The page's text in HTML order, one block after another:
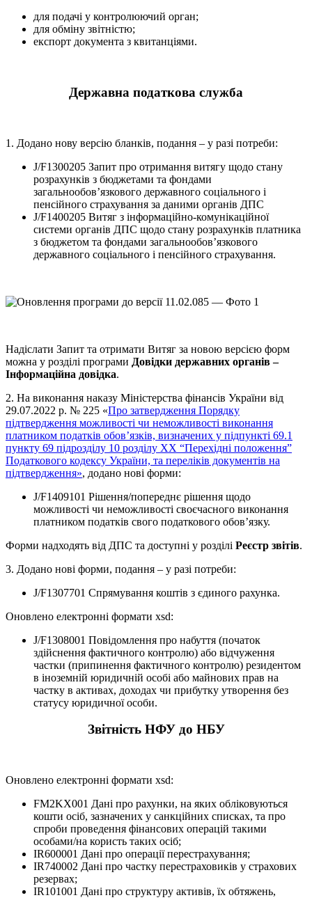
для подачі у контролюючий орган;
для обміну звітністю;
експорт документа з квитанціями.
Державна податкова служба
1. Додано нову версію бланків, подання – у разі потреби:
J/F1300205 Запит про отримання витягу щодо стану
розрахунків з бюджетами та фондами
загальнообов’язкового державного соціального і
пенсійного страхування за даними органів ДПС
J/F1400205 Витяг з інформаційно-комунікаційної
системи органів ДПС щодо стану розрахунків платника
з бюджетом та фондами загальнообов’язкового
державного соціального і пенсійного страхування.
Надіслати Запит та отримати Витяг за новою версією форм
можна у розділі програми Довідки державних органів –
Інформаційна довідка.
2. На виконання наказу Міністерства фінансів України від
29.07.2022 р. № 225 «Про затвердження Порядку
підтвердження можливості чи неможливості виконання
платником податків обов’язків, визначених у підпункті 69.1
пункту 69 підрозділу 10 розділу XX “Перехідні положення”
Податкового кодексу України, та переліків документів на
підтвердження», додано нові форми:
J/F1409101 Рішення/попереднє рішення щодо
можливості чи неможливості своєчасного виконання
платником податків свого податкового обов’язку.
Форми надходять від ДПС та доступні у розділі Реєстр звітів.
3. Додано нові форми, подання – у разі потреби:
J/F1307701 Спрямування коштів з єдиного рахунка.
Оновлено електронні формати xsd:
J/F1308001 Повідомлення про набуття (початок
здійснення фактичного контролю) або відчуження
частки (припинення фактичного контролю) резидентом
в іноземній юридичній особі або майнових прав на
частку в активах, доходах чи прибутку утворення без
статусу юридичної особи.
Звітність НФУ до НБУ
Оновлено електронні формати xsd:
FM2KX001 Дані про рахунки, на яких обліковуються
кошти осіб, зазначених у санкційних списках, та про
спроби проведення фінансових операцій такими
особами/на користь таких осіб;
IR600001 Дані про операції перестрахування;
IR740002 Дані про частку перестраховиків у страхових
резервах;
IR101001 Дані про структуру активів, їх обтяжень,